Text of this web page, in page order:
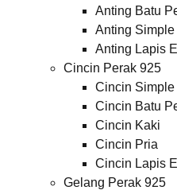
Anting Batu
Anting Simple
Anting Lapis
Cincin Perak 925
Cincin Simple
Cincin Batu
Cincin Kaki
Cincin Pria
Cincin Lapis
Gelang Perak 925